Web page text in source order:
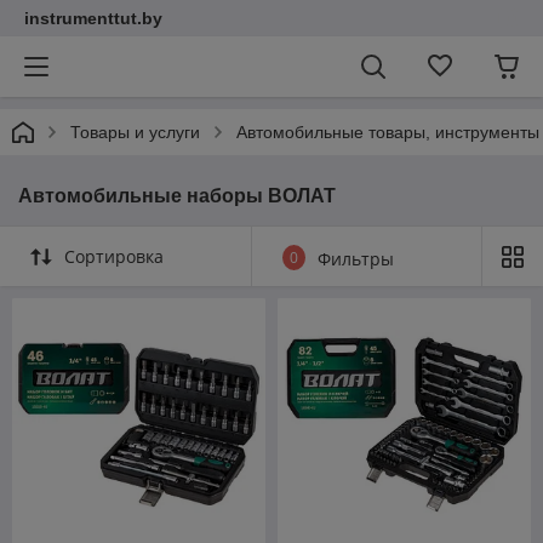
instrumenttut.by
Товары и услуги Автомобильные товары, инструменты
Автомобильные наборы ВОЛАТ
Сортировка 0 Фильтры